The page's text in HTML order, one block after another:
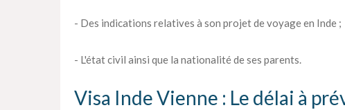
- Des indications relatives à son projet de voyage en Inde ;
- L'état civil ainsi que la nationalité de ses parents.
Visa Inde Vienne : Le délai à